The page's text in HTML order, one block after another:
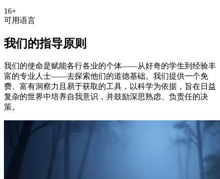
16+
可用语言
我们的指导原则
我们的使命是赋能各行各业的个体——从好奇的学生到经验丰
富的专业人士——去探索他们的道德基础。我们提供一个免
费、富有洞察力且易于获取的工具，以科学为依据，旨在日益
复杂的世界中培养自我意识，并鼓励深思熟虑、负责任的决
策。